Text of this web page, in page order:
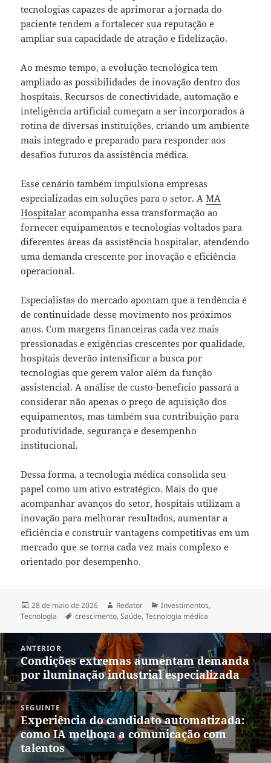
tecnologias capazes de aprimorar a jornada do
paciente tendem a fortalecer sua reputação e
ampliar sua capacidade de atração e fidelização.
Ao mesmo tempo, a evolução tecnológica tem
ampliado as possibilidades de inovação dentro dos
hospitais. Recursos de conectividade, automação e
inteligência artificial começam a ser incorporados à
rotina de diversas instituições, criando um ambiente
mais integrado e preparado para responder aos
desafios futuros da assistência médica.
Esse cenário também impulsiona empresas
especializadas em soluções para o setor. AMA
Hospitalar acompanha essa transformação ao
fornecer equipamentos e tecnologias voltados para
diferentes áreas da assistência hospitalar, atendendo
uma demanda crescente por inovação e eficiência
operacional.
Especialistas do mercado apontam que a tendência é
de continuidade desse movimento nos próximos
anos. Com margens financeiras cada vez mais
pressionadas e exigências crescentes por qualidade,
hospitais deverão intensificar a busca por
tecnologias que gerem valor além da função
assistencial. A análise de custo-benefício passará a
considerar não apenas o preço de aquisição dos
equipamentos, mas também sua contribuição para
produtividade, segurança e desempenho
institucional.
Dessa forma, a tecnologia médica consolida seu
papel como um ativo estratégico. Mais do que
acompanhar avanços do setor, hospitais utilizam a
inovação para melhorar resultados, aumentar a
eficiência e construir vantagens competitivas em um
mercado que se torna cada vez mais complexo e
orientado por desempenho.
Publicado
em
28 de maio de 2026 Autor
Redator Categorias
Investimentos,
Tecnologia
Tags
crescimento,Saúde,Tecnologia médica
Navegação
de
Post
ANTERIOR
Post
anterior:
Condições extremas aumentam demanda
por iluminação industrial especializada
SEGUINTE
Próximo
post:
Experiência do candidato automatizada:
como IA melhora a comunicação com
talentos